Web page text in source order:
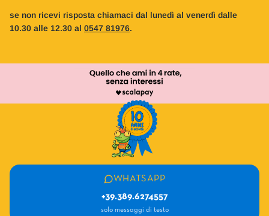
se non ricevi risposta chiamaci dal lunedì al venerdì dalle
10.30 alle 12.30 al 0547 81976.
WHATSAPP
+39.389.6274557
solo messaggi di testo